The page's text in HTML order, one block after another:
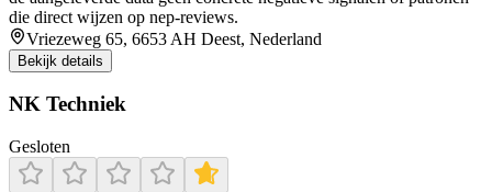
die direct wijzen op nep-reviews.
Vriezeweg 65, 6653 AH Deest, Nederland
Bekijk details
NK Techniek
Gesloten